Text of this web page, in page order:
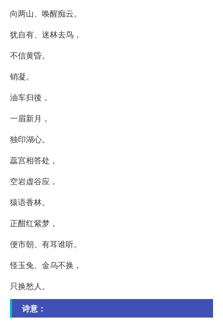
向两山、唤醒痴云。
犹自有、迷林去鸟，
不信黄昏。
销凝。
油车归後，
一眉新月，
独印湖心。
蕊宫相答处，
空岩虚谷应，
猿语香林。
正酣红紫梦，
便市朝、有耳谁听。
怪玉兔、金乌不换，
只换愁人。
诗意：